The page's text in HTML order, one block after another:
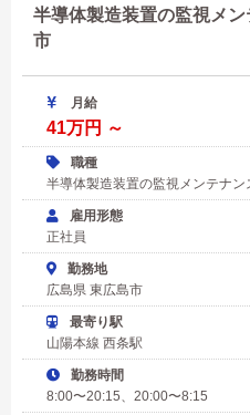
半導体製造装置の監視メ
市
月給
41万円 ～
職種
半導体製造装置の監視メンテナン
雇用形態
正社員
勤務地
広島県 東広島市
最寄り駅
山陽本線 西条駅
勤務時間
8:00〜20:15、20:00〜8:15